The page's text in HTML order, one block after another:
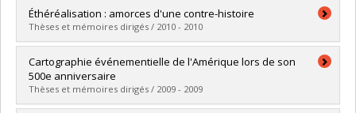
Graduate :Cicarma, Lidia Nathalie
Cycle : Master's
Grade :M. Sc.
Lien vers le document dans Papyrus
Éthéréalisation : amorces d'une contre-histoire
Thèses et mémoires dirigés / 2010 - 2010
Graduate :Thibault, Ghislain
Cycle :Doctoral
Grade :Ph. D.
Lien vers le document dans Papyrus
Cartographie événementielle de l'Amérique lors de son
500e anniversaire
Thèses et mémoires dirigés / 2009 - 2009